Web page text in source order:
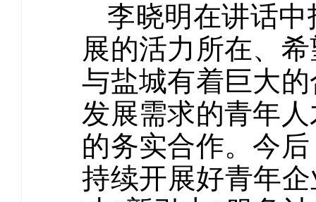
李晓明在讲话
展的活力所在、
与盐城有着巨大
发展需求的青年
的务实合作。今
持续开展好青年